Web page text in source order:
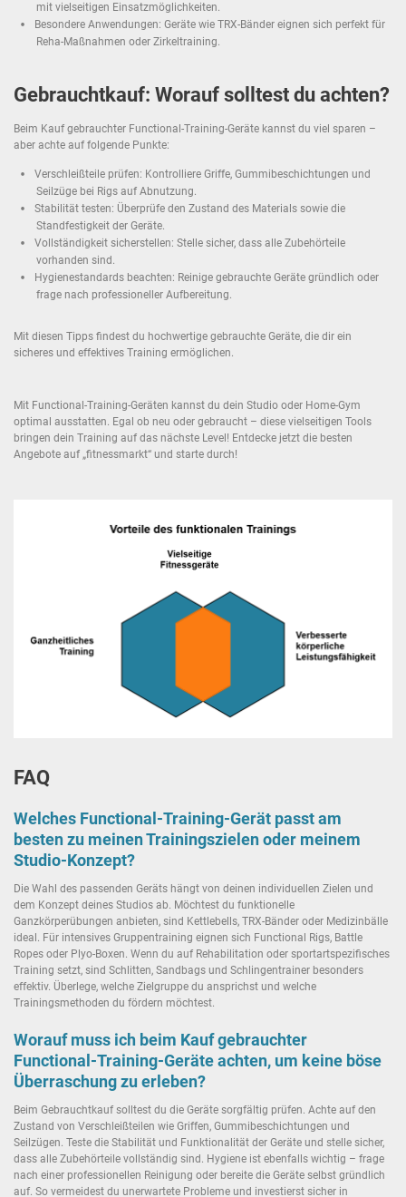
mit vielseitigen Einsatzmöglichkeiten.
Besondere Anwendungen: Geräte wie TRX-Bänder eignen sich perfekt für
Reha-Maßnahmen oder Zirkeltraining.
Gebrauchtkauf: Worauf solltest du achten?
Beim Kauf gebrauchter Functional-Training-Geräte kannst du viel sparen –
aber achte auf folgende Punkte:
Verschleißteile prüfen: Kontrolliere Griffe, Gummibeschichtungen und
Seilzüge bei Rigs auf Abnutzung.
Stabilität testen: Überprüfe den Zustand des Materials sowie die
Standfestigkeit der Geräte.
Vollständigkeit sicherstellen: Stelle sicher, dass alle Zubehörteile
vorhanden sind.
Hygienestandards beachten: Reinige gebrauchte Geräte gründlich oder
frage nach professioneller Aufbereitung.
Mit diesen Tipps findest du hochwertige gebrauchte Geräte, die dir ein
sicheres und effektives Training ermöglichen.
Mit Functional-Training-Geräten kannst du dein Studio oder Home-Gym
optimal ausstatten. Egal ob neu oder gebraucht – diese vielseitigen Tools
bringen dein Training auf das nächste Level! Entdecke jetzt die besten
Angebote auf „fitnessmarkt“ und starte durch!
FAQ
Welches Functional-Training-Gerät passt am
besten zu meinen Trainingszielen oder meinem
Studio-Konzept?
Die Wahl des passenden Geräts hängt von deinen individuellen Zielen und
dem Konzept deines Studios ab. Möchtest du funktionelle
Ganzkörperübungen anbieten, sind Kettlebells, TRX-Bänder oder Medizinbälle
ideal. Für intensives Gruppentraining eignen sich Functional Rigs, Battle
Ropes oder Plyo-Boxen. Wenn du auf Rehabilitation oder sportartspezifisches
Training setzt, sind Schlitten, Sandbags und Schlingentrainer besonders
effektiv. Überlege, welche Zielgruppe du ansprichst und welche
Trainingsmethoden du fördern möchtest.
Worauf muss ich beim Kauf gebrauchter
Functional-Training-Geräte achten, um keine böse
Überraschung zu erleben?
Beim Gebrauchtkauf solltest du die Geräte sorgfältig prüfen. Achte auf den
Zustand von Verschleißteilen wie Griffen, Gummibeschichtungen und
Seilzügen. Teste die Stabilität und Funktionalität der Geräte und stelle sicher,
dass alle Zubehörteile vollständig sind. Hygiene ist ebenfalls wichtig – frage
nach einer professionellen Reinigung oder bereite die Geräte selbst gründlich
auf. So vermeidest du unerwartete Probleme und investierst sicher in